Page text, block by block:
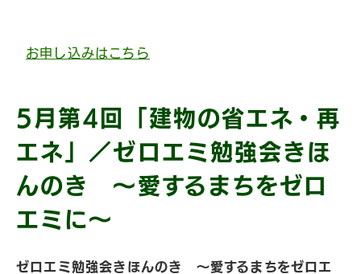
お申し込みはこちら
5月第4回「建物の省エネ・再
エネ」／ゼロエミ勉強会きほ
んのき 〜愛するまちをゼロ
エミに〜
ゼロエミ勉強会きほんのき 〜愛するまちをゼロエ